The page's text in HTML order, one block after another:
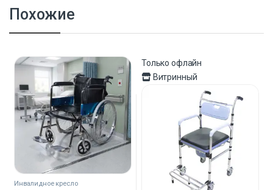
Похожие
Инвалидное кресло
Только офлайн
Витринный